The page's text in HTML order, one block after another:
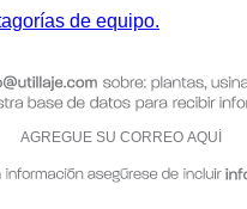
de equipo.